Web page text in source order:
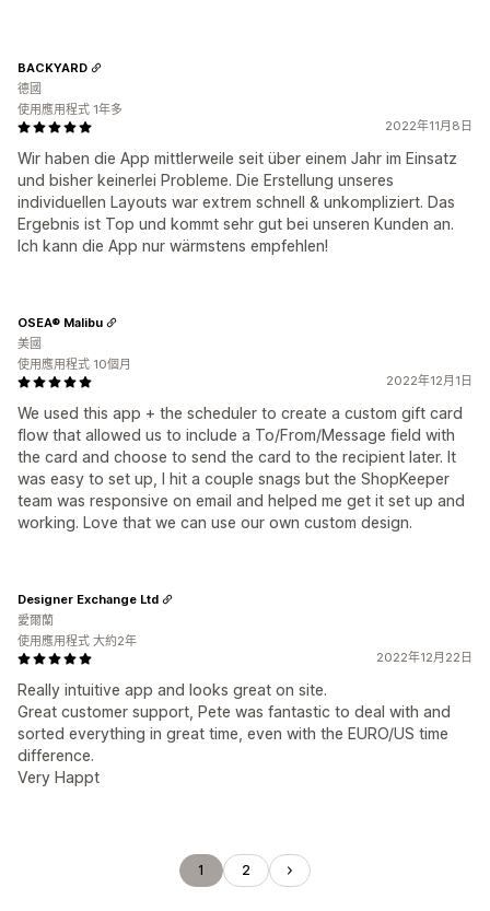
2022年11月8日
Wir haben die App mittlerweile seit über einem Jahr im Einsatz
und bisher keinerlei Probleme. Die Erstellung unseres
individuellen Layouts war extrem schnell & unkompliziert. Das
Ergebnis ist Top und kommt sehr gut bei unseren Kunden an.
Ich kann die App nur wärmstens empfehlen!
BACKYARD
德國
使用應用程式 1年多
2022年12月1日
We used this app + the scheduler to create a custom gift card
flow that allowed us to include a To/From/Message field with
the card and choose to send the card to the recipient later. It
was easy to set up, I hit a couple snags but the ShopKeeper
team was responsive on email and helped me get it set up and
working. Love that we can use our own custom design.
OSEA® Malibu
美國
使用應用程式 10個月
2022年12月22日
Really intuitive app and looks great on site.
Great customer support, Pete was fantastic to deal with and
sorted everything in great time, even with the EURO/US time
difference.
Very Happt
Designer Exchange Ltd
愛爾蘭
使用應用程式 大約2年
1 2